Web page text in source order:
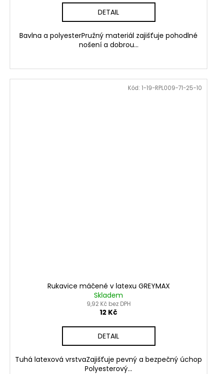
DETAIL
Bavlna a polyesterPružný materiál zajišťuje pohodlné
nošení a dobrou...
Rukavice máčené v latexu GREYMAX
Skladem
9,92 Kč bez DPH
12 Kč
DETAIL
Tuhá latexová vrstvaZajišťuje pevný a bezpečný úchop
Polyesterový...
Kód: 1-19-RPL009-71-25-10